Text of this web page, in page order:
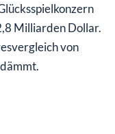
Milliarden Dollar.
von